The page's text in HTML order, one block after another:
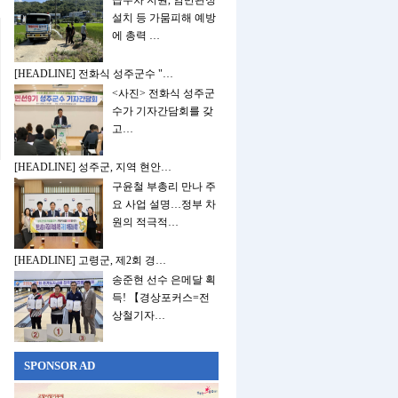
설치 등 가뭄피해 예방
에 총력 …
[HEADLINE] 전화식 성주군수 "…
<사진> 전화식 성주군
수가 기자간담회를 갖
고…
[HEADLINE] 성주군, 지역 현안…
구윤철 부총리 만나 주
요 사업 설명…정부 차
원의 적극적…
[HEADLINE] 고령군, 제2회 경…
송준현 선수 은메달 획
득! 【경상포커스=전
상철기자…
SPONSOR AD